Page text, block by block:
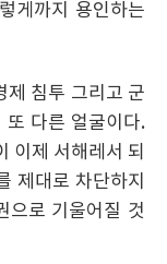
게까지 용인하는
제 침투 그리고 군
또 다른 얼굴이다.
이제 서해레서 되
제대로 차단하지
으로 기울어질 것